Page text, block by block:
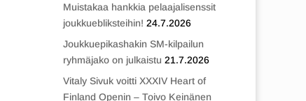
Muistakaa hankkia pelaajalisenssit
joukkuebliksteihin! 24.7.2026
Joukkuepikashakin SM-kilpailun
ryhmäjako on julkaistu 21.7.2026
Vitaly Sivuk voitti XXXIV Heart of
Finland Openin – Toivo Keinänen